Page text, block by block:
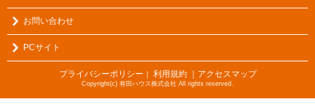
お問い合わせ
PCサイト
プライバシーポリシー ｜ 利用規約 ｜アクセスマップ
Copyright(c) 有田ハウス株式会社 All rights reserved.